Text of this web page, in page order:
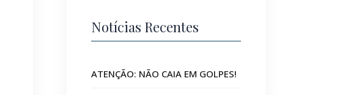
Notícias Recentes
ATENÇÃO: NÃO CAIA EM GOLPES!